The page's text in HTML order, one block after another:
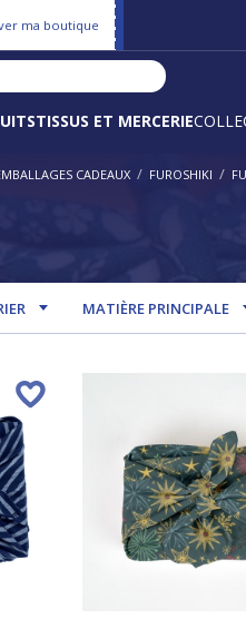
ma boutique
TISSUS ET MERCERIE
CADEAUX / FUROSHIKI /
MATIÈRE PRINCIPALE